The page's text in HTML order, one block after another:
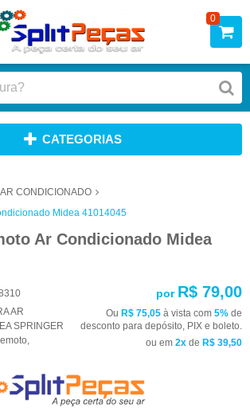
0
CATEGORIAS
CONDICIONADO
Midea 41014045
Ar Condicionado Midea
AR
SPRINGER
por R$ 79,00
Ou R$ 75,05 à vista com 5% de
desconto para depósito, PIX e boleto.
ou em 2x de R$ 39,50